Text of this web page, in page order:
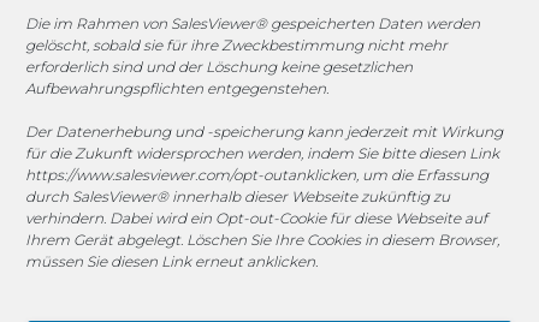
Die im Rahmen von SalesViewer® gespeicherten Daten werden
gelöscht, sobald sie für ihre Zweckbestimmung nicht mehr
erforderlich sind und der Löschung keine gesetzlichen
Aufbewahrungspflichten entgegenstehen.
Der Datenerhebung und -speicherung kann jederzeit mit Wirkung
für die Zukunft widersprochen werden, indem Sie bitte diesen Link
https://www.salesviewer.com/opt-outanklicken, um die Erfassung
durch SalesViewer® innerhalb dieser Webseite zukünftig zu
verhindern. Dabei wird ein Opt-out-Cookie für diese Webseite auf
Ihrem Gerät abgelegt. Löschen Sie Ihre Cookies in diesem Browser,
müssen Sie diesen Link erneut anklicken.
COOKIE-RICHTLINIE (EU)
© 2025 MEGASOFT® IT GmbH & Co. KG |
MEGASOFT® IT reserves the right not to be responsible for
the topicality, correctness, completeness or quality of the
information provided. Liability claims against the author,
which refer to material or immaterial nature caused by use
or disuse of the information or the use of incorrect or